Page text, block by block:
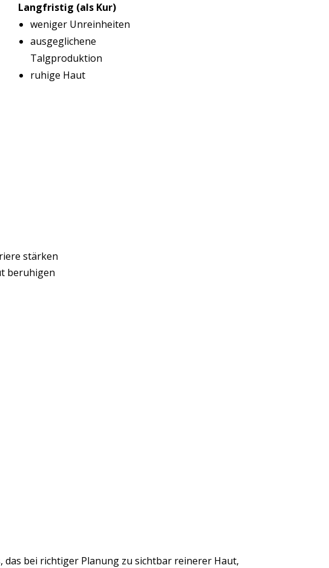
Langfristig (als Kur)
weniger Unreinheiten
ausgeglichene
Talgproduktion
ruhige Haut
stärken
beruhigen
bei richtiger Planung zu sichtbar reinerer Haut,